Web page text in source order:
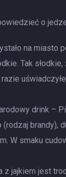
o
na miasto
Tak
drink –
(rodzaj
W smaku
z jajkiem jest